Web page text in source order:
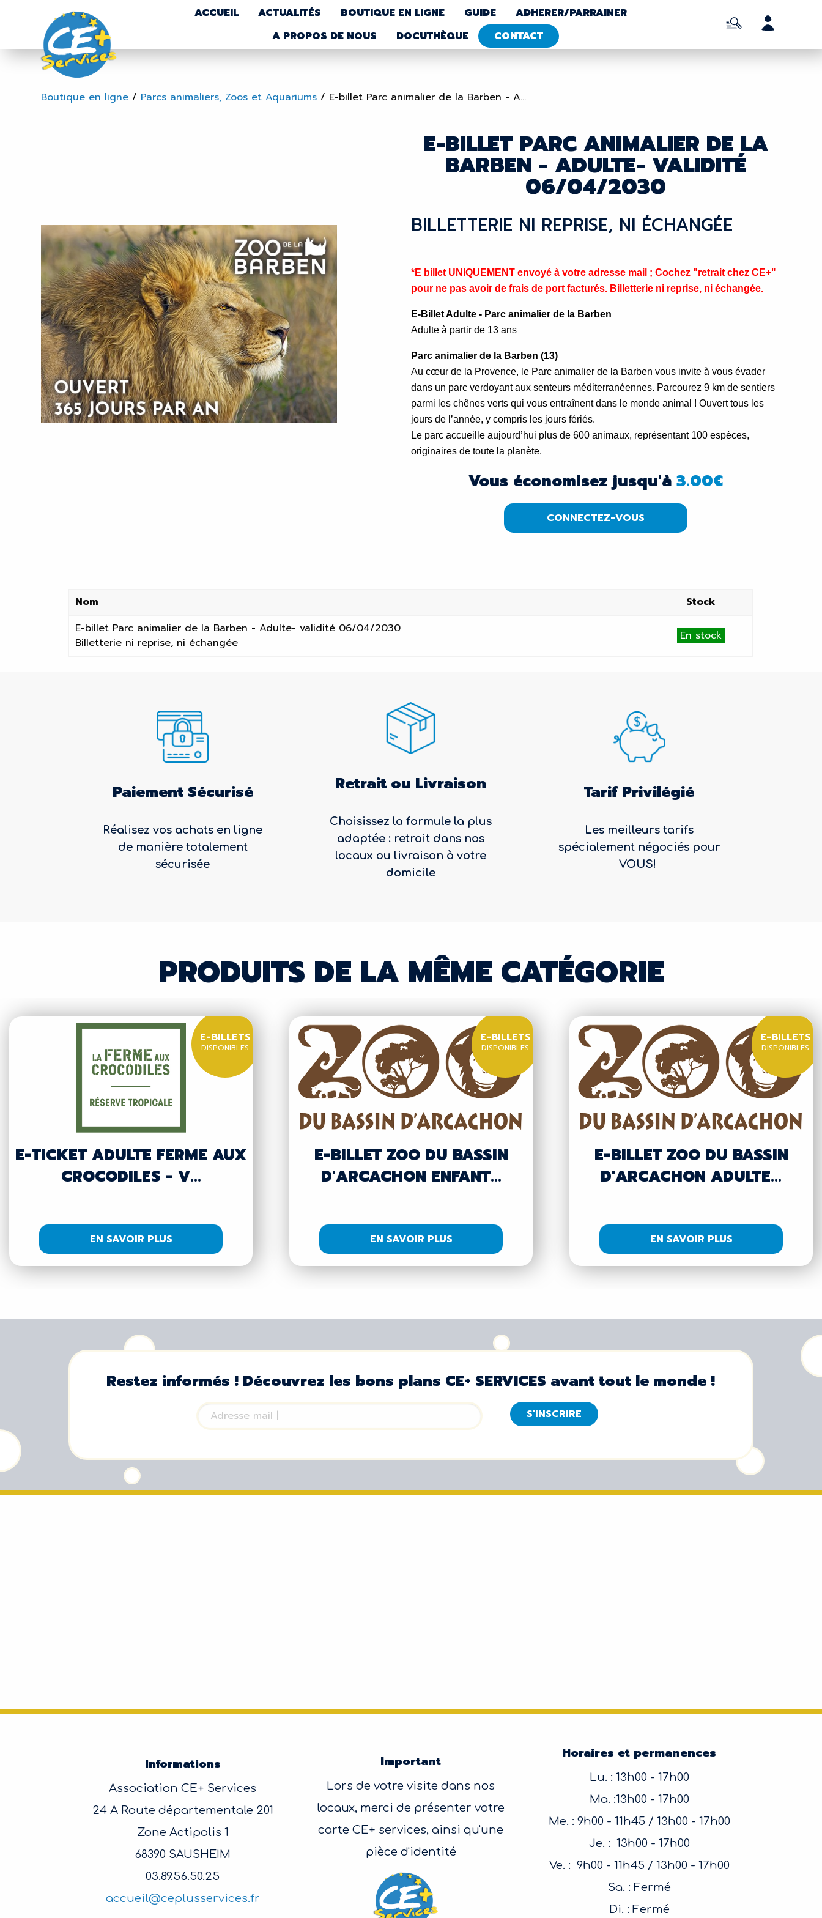
ACCUEIL ACTUALITÉS BOUTIQUE EN LIGNE GUIDE
ADHERER/PARRAINER
A PROPOS DE NOUS
DOCUTHÈQUE CONTACT
Boutique en ligne / Parcs animaliers, Zoos et Aquariums / E-billet Parc animalier de la Barben - A...
E-BILLET PARC ANIMALIER DE LA
BARBEN - ADULTE- VALIDITÉ
06/04/2030
BILLETTERIE NI REPRISE, NI ÉCHANGÉE
*E billet UNIQUEMENT envoyé à votre adresse mail ; Cochez "retrait chez CE+"
pour ne pas avoir de frais de port facturés. Billetterie ni reprise, ni échangée.
E-Billet Adulte - Parc animalier de la Barben
Adulte à partir de 13 ans
Parc animalier de la Barben (13)
Au cœur de la Provence, le Parc animalier de la Barben vous invite à vous évader
dans un parc verdoyant aux senteurs méditerranéennes. Parcourez 9 km de sentiers
parmi les chênes verts qui vous entraînent dans le monde animal ! Ouvert tous les
jours de l’année, y compris les jours fériés.
Le parc accueille aujourd’hui plus de 600 animaux, représentant 100 espèces,
originaires de toute la planète.
Vous économisez jusqu'à3.00€
CONNECTEZ-VOUS
Nom
Stock
E-billet Parc animalier de la Barben - Adulte- validité 06/04/2030
Billetterie ni reprise, ni échangée
En stock
Paiement Sécurisé
Réalisez vos achats en ligne
de manière totalement
sécurisée
Retrait ou Livraison
Choisissez la formule la plus
adaptée : retrait dans nos
locaux ou livraison à votre
domicile
Tarif Privilégié
Les meilleurs tarifs
spécialement négociés pour
VOUS!
PRODUITS DE LA MÊME CATÉGORIE
E-TICKET ADULTE FERME AUX
CROCODILES - V...
E-BILLETS
DISPONIBLES
EN SAVOIR PLUS
E-BILLET ZOO DU BASSIN
D'ARCACHON ENFANT...
E-BILLETS
DISPONIBLES
EN SAVOIR PLUS
E-BILLET ZOO DU BASSIN
D'ARCACHON ADULTE...
E-BILLETS
DISPONIBLES
EN SAVOIR PLUS
Restez informés ! Découvrez les bons plans CE+ SERVICES avant tout le monde !
S'INSCRIRE
Informations
Association CE+ Services
24 A Route départementale 201
Zone Actipolis 1
68390 SAUSHEIM
03.89.56.50.25
accueil@ceplusservices.fr
Important
Lors de votre visite dans nos
locaux, merci de présenter votre
carte CE+ services, ainsi qu'une
pièce d'identité
Horaires et permanences
Lu. : 13h00 - 17h00
Ma. :13h00 - 17h00
Me. : 9h00 - 11h45 / 13h00 - 17h00
Je. : 13h00 - 17h00
Ve. : 9h00 - 11h45 / 13h00 - 17h00
Sa. : Fermé
Di. : Fermé